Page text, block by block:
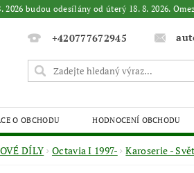
budou odesílány od úterý 18. 8. 2026.
+420777672945
O OBCHODU HODNOCENÍ OBCHODU
DÍLY Octavia I 1997- Karoserie -